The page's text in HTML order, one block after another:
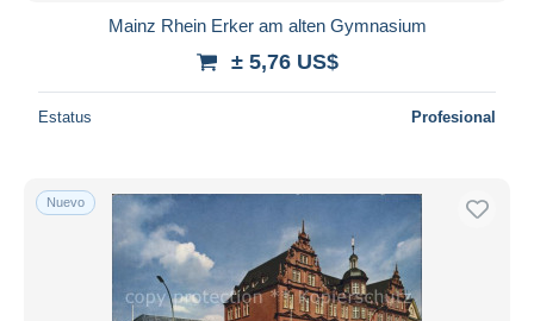
Mainz Rhein Erker am alten Gymnasium
± 5,76 US$
Estatus Profesional
Nuevo